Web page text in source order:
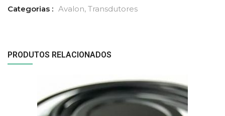
Categorias : Avalon, Transdutores
PRODUTOS RELACIONADOS